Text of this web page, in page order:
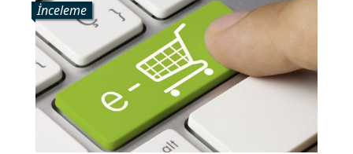
İnceleme